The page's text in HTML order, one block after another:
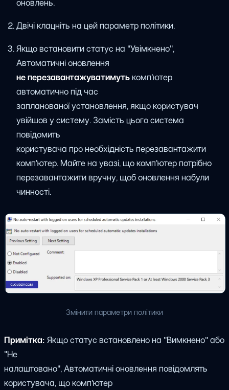
оновлень.
Двічі клацніть на цей параметр політики.
Якщо встановити статус на "Увімкнено",
Автоматичні оновлення
не перезавантажуватимутькомп'ютер
автоматично під час
запланованої установлення, якщо користувач
увійшов у систему. Замість цього система
повідомить
користувача про необхідність перезавантажити
комп'ютер. Майте на увазі, що комп'ютер потрібно
перезавантажити вручну, щоб оновлення набули
чинності.
Змінити параметри політики
Примітка: Якщо статус встановлено на "Вимкнено" або
"Не
налаштовано", Автоматичні оновлення повідомлять
користувача, що комп'ютер